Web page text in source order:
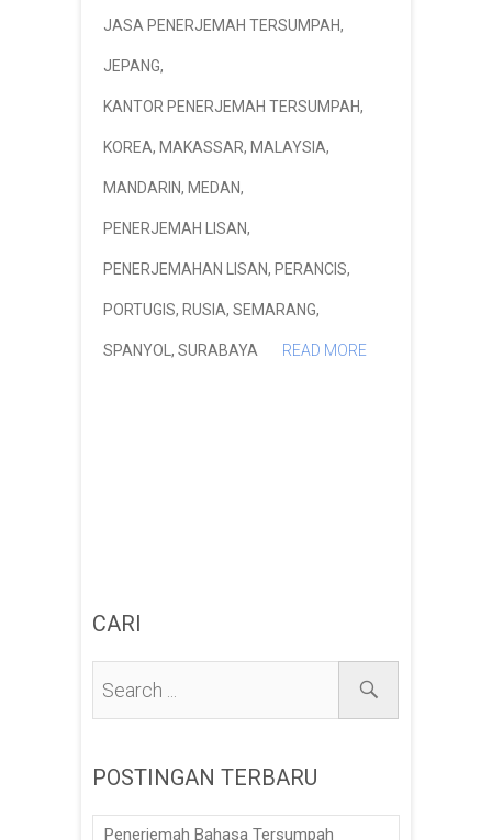
JASA PENERJEMAH TERSUMPAH,
JEPANG,
KANTOR PENERJEMAH TERSUMPAH,
KOREA, MAKASSAR, MALAYSIA,
MANDARIN, MEDAN,
PENERJEMAH LISAN,
PENERJEMAHAN LISAN, PERANCIS,
PORTUGIS, RUSIA, SEMARANG,
SPANYOL , SURABAYA READ MORE
CARI
POSTINGAN TERBARU
Penerjemah Bahasa Tersumpah